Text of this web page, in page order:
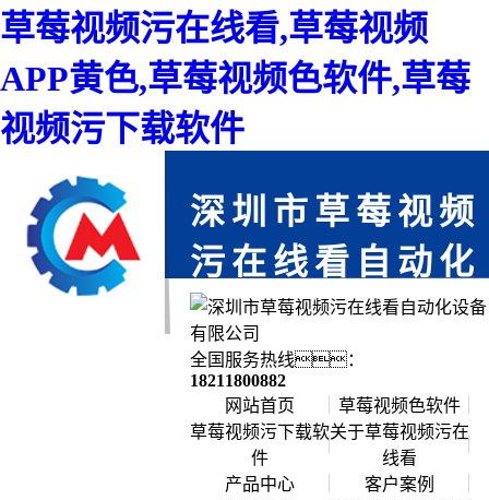
草莓视频污在线看,草莓视频
APP黄色,草莓视频色软件,草莓
视频污下载软件
深圳市草莓视频
污在线看自动化
设备有限公司
免费上门服务,为您省时,每一个项目都
严格把关,确保每个产品零缺陷
全国服务热线：
18211800882
网站首页
草莓视频色软件
草莓视频污下载软
件
关于草莓视频污在
线看
公司简介
产品中心
客户案例